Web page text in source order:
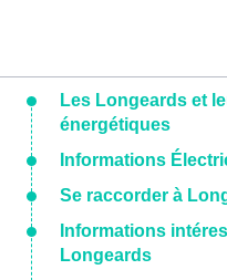
Les Longeards et
énergétiques
Informations
Se raccorder à
Informations
Longeards